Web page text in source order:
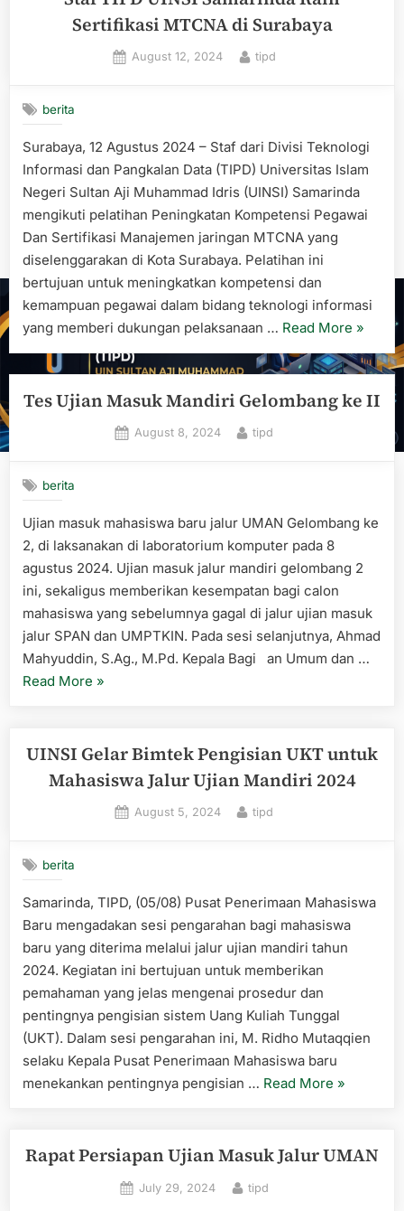
Sertifikasi MTCNA di Surabaya
Posted
August 12, 2024 By
tipd
berita
Surabaya, 12 Agustus 2024 – Staf dari Divisi Teknologi
Informasi dan Pangkalan Data (TIPD) Universitas Islam
Negeri Sultan Aji Muhammad Idris (UINSI) Samarinda
mengikuti pelatihan Peningkatan Kompetensi Pegawai
Dan Sertifikasi Manajemen jaringan MTCNA yang
diselenggarakan di Kota Surabaya. Pelatihan ini
bertujuan untuk meningkatkan kompetensi dan
kemampuan pegawai dalam bidang teknologi informasi
yang memberi dukungan pelaksanaan … Read More “Staf
TIPD
UINSI
»
Tes Ujian Masuk Mandiri Gelombang ke II
Posted
August 8, 2024 By
tipd
berita
Ujian masuk mahasiswa baru jalur UMAN Gelombang ke
2, di laksanakan di laboratorium komputer pada 8
agustus 2024. Ujian masuk jalur mandiri gelombang 2
ini, sekaligus memberikan kesempatan bagi calon
mahasiswa yang sebelumnya gagal di jalur ujian masuk
jalur SPAN dan UMPTKIN. Pada sesi selanjutnya, Ahmad
Mahyuddin, S.Ag., M.Pd. Kepala Bagi an Umum dan …
Read More “Tes
Mandiri
Gelombang
ke
»
UINSI Gelar Bimtek Pengisian UKT untuk
Mahasiswa Jalur Ujian Mandiri 2024
Posted
August 5, 2024 By
tipd
berita
Samarinda, TIPD, (05/08) Pusat Penerimaan Mahasiswa
Baru mengadakan sesi pengarahan bagi mahasiswa
baru yang diterima melalui jalur ujian mandiri tahun
2024. Kegiatan ini bertujuan untuk memberikan
pemahaman yang jelas mengenai prosedur dan
pentingnya pengisian sistem Uang Kuliah Tunggal
(UKT). Dalam sesi pengarahan ini, M. Ridho Mutaqqien
selaku Kepala Pusat Penerimaan Mahasiswa baru
menekankan pentingnya pengisian … Read More “UINSI
Pengisian
»
Rapat Persiapan Ujian Masuk Jalur UMAN
Posted
July 29, 2024 By
tipd